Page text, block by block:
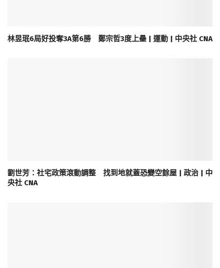
林昱珉6局好投奪3A第6勝 鄭宗哲3度上壘 | 運動 | 中央社 CNA
劉世芳：社宅政策滾動調整 找到地就蓋恐變空餘屋 | 政治 | 中
央社 CNA